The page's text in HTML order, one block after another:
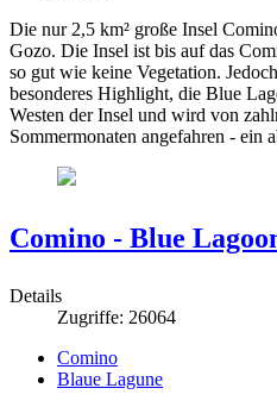
Die nur 2,5 km² große Insel
Gozo. Die Insel ist bis auf das
so gut wie keine Vegetation.
besonderes Highlight, die Blue
Westen der Insel und wird von
Sommermonaten angefahren - ein
Comino - Blue
Details
Zugriffe: 26064
Comino
Blaue Lagune